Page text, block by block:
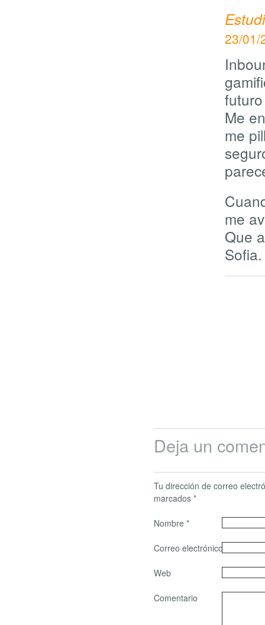
23/01/
Me
me
me
Que
Sofia.
Deja un
Tu dirección de correo
marcados *
Nombre *
Correo electrónico
Web
Comentario